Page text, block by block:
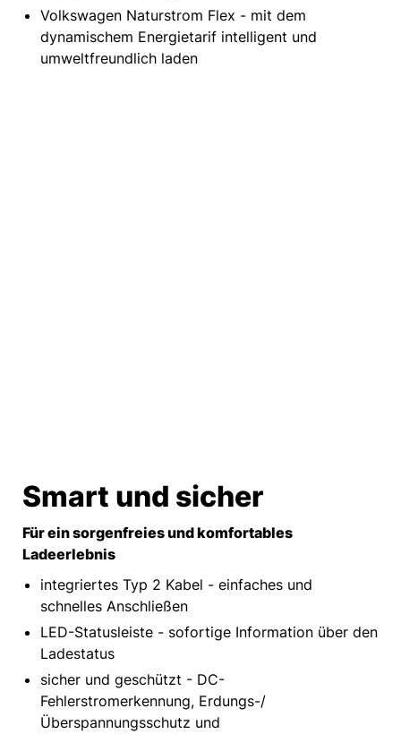
Volkswagen Naturstrom Flex - mit dem
dynamischem Energietarif intelligent und
umweltfreundlich laden
Smart und sicher
Für ein sorgenfreies und komfortables
Ladeerlebnis
integriertes Typ 2 Kabel - einfaches und
schnelles Anschließen
LED-Statusleiste - sofortige Information über den
Ladestatus
sicher und geschützt - DC-
Fehlerstromerkennung, Erdungs-/
Überspannungsschutz und